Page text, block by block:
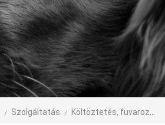
Szolgáltatás Költöztetés, fuvarozás, járműbérlés